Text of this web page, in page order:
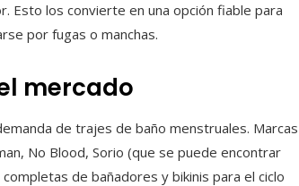
Esto los convierte en una opción fiable para
por fugas o manchas.
mercado
de trajes de baño menstruales. Marcas
No Blood, Sorio (que se puede encontrar
de bañadores y bikinis para el ciclo